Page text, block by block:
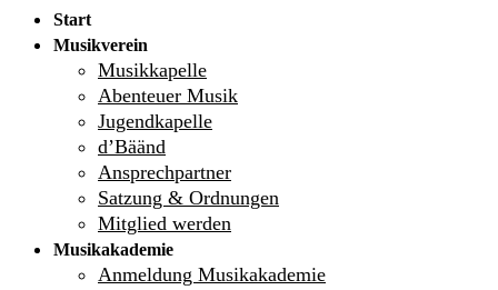
Start
Musikverein
Musikkapelle
Abenteuer Musik
Jugendkapelle
d’Bäänd
Ansprechpartner
Satzung & Ordnungen
Mitglied werden
Musikakademie
Anmeldung Musikakademie